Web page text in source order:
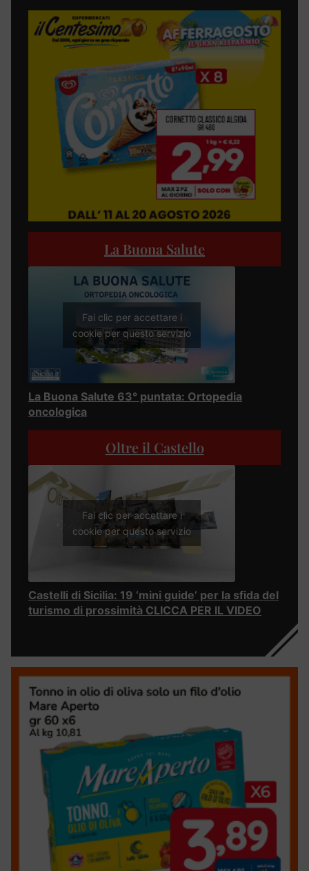
La Buona Salute
Fai clic per accettare i
cookie per questo servizio
La Buona Salute 63° puntata: Ortopedia
oncologica
Oltre il Castello
Fai clic per accettare i
cookie per questo servizio
Castelli di Sicilia: 19 ‘mini guide’ per la sfida del
turismo di prossimità CLICCA PER IL VIDEO